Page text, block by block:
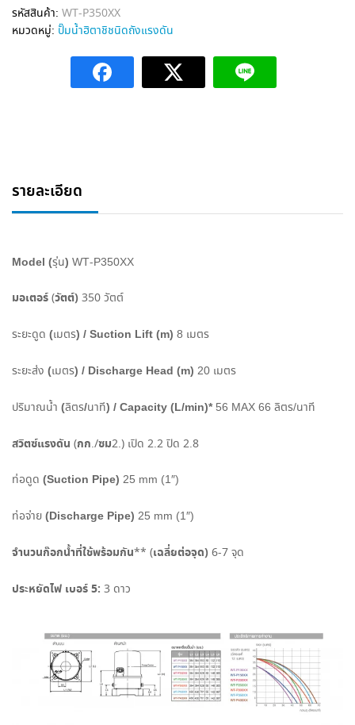
t
e
รหัสสินค้า: WT-P350XX
หมวดหมู่: ปั๊มน้ำฮิตาชิชนิดถังแรงดัน
รายละเอียด
Model (รุ่น) WT-P350XX
มอเตอร์ (วัตต์) 350 วัตต์
ระยะดูด (เมตร) / Suction Lift (m) 8 เมตร
ระยะส่ง (เมตร) / Discharge Head (m) 20 เมตร
ปริมาณน้ำ (ลิตร/นาที) / Capacity (L/min)*56 MAX 66 ลิตร/นาที
สวิตซ์แรงดัน (กก./ซม2.) เปิด 2.2 ปิด 2.8
ท่อดูด (Suction Pipe) 25 mm (1″)
ท่อจ่าย (Discharge Pipe) 25 mm (1″)
จำนวนก๊อกน้ำที่ใช้พร้อมกัน** (เฉลี่ยต่อจุด) 6-7 จุด
ประหยัดไฟ เบอร์5: 3 ดาว